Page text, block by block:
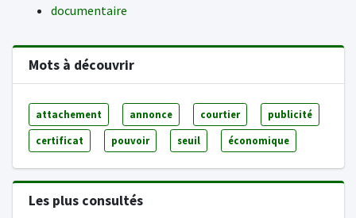
documentaire
Mots à découvrir
attachement annonce courtier publicité
certificat pouvoir seuil économique
Les plus consultés